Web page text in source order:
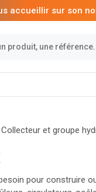
accueillir sur son
Collecteur et groupe
pour construire